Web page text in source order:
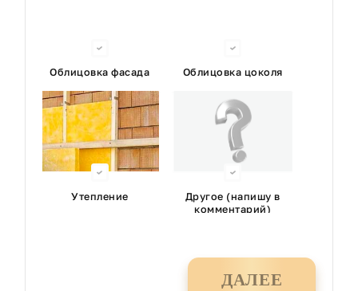
Облицовка фасада Облицовка цоколя
Утепление
Другое (напишу в
комментарий)
ДАЛЕЕ